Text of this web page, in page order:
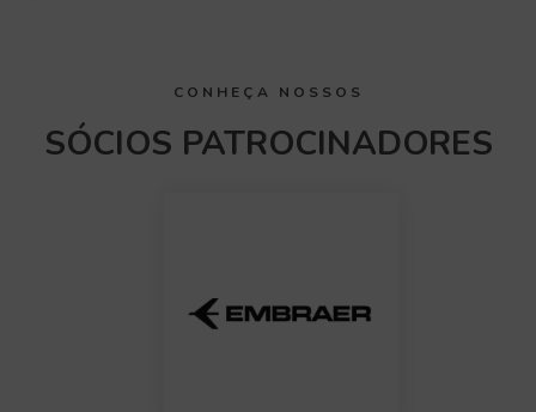
CONHEÇA NOSSOS
SÓCIOS PATROCINADORES